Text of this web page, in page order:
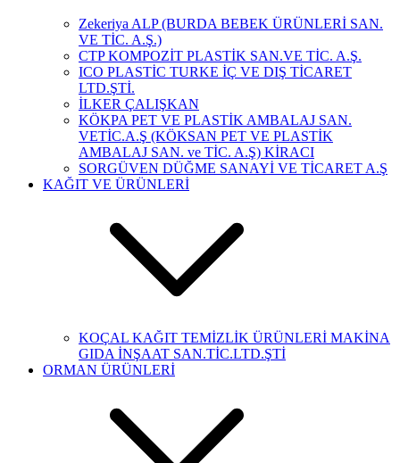
Zekeriya ALP (BURDA BEBEK ÜRÜNLERİ SAN.
VE TİC. A.Ş.)
CTP KOMPOZİT PLASTİK SAN.VE TİC. A.Ş.
ICO PLASTİC TURKE İÇ VE DIŞ TİCARET
LTD.ŞTİ.
İLKER ÇALIŞKAN
KÖKPA PET VE PLASTİK AMBALAJ SAN.
VETİC.A.Ş (KÖKSAN PET VE PLASTİK
AMBALAJ SAN. ve TİC. A.Ş) KİRACI
SORGÜVEN DÜĞME SANAYİ VE TİCARET A.Ş
KAĞIT VE ÜRÜNLERİ
KOÇAL KAĞIT TEMİZLİK ÜRÜNLERİ MAKİNA
GIDA İNŞAAT SAN.TİC.LTD.ŞTİ
ORMAN ÜRÜNLERİ